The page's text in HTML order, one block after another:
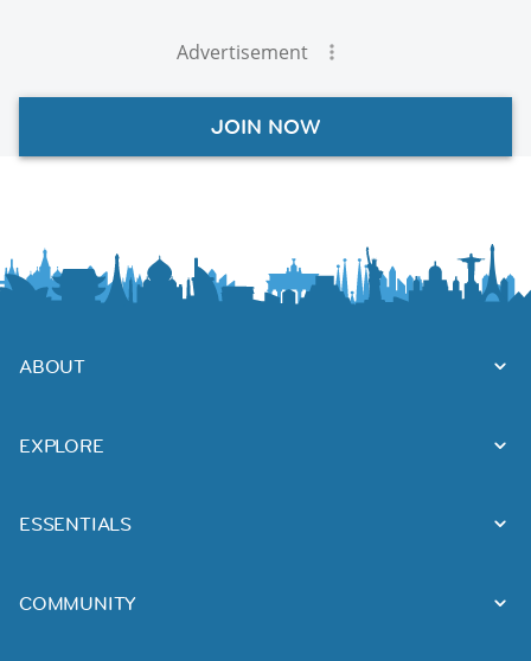
Advertisement
JOIN NOW
ABOUT
EXPLORE
ESSENTIALS
COMMUNITY